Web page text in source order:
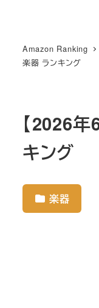
Amazon Ranking
楽器 ランキング
【2026
キング
楽器